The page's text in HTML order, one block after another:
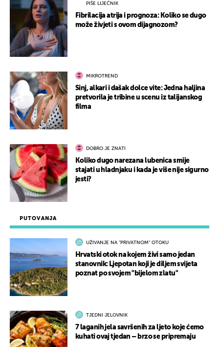
PUTOVANJA
UŽIVANJE NA "PRIVATNOM" OTOKU
Hrvatski otok na kojem živi samo jedan
stanovnik: Ljepotan koji je diljem svijeta
poznat po svojem "bijelom zlatu"
TJEDNI JELOVNIK
7 laganih jela savršenih za ljeto koje ćemo
kuhati ovaj tjedan – brzo se pripremaju
PIŠE LIJEČNIK
Fibrilacija atrija i prognoza: Koliko se dugo
može živjeti s ovom dijagnozom?
MIKROTREND
Sinj, alkari i dašak dolce vite: Jedna haljina
pretvorila je tribine u scenu iz talijanskog
filma
DOBRO JE ZNATI
Koliko dugo narezana lubenica smije
stajati u hladnjaku i kada je više nije sigurno
jesti?